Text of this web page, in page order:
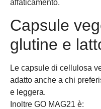
affaticamento.
Capsule
glutine e
Le capsule di cellulosa
adatto anche a chi
e leggera.
Inoltre GO MAG21 è: